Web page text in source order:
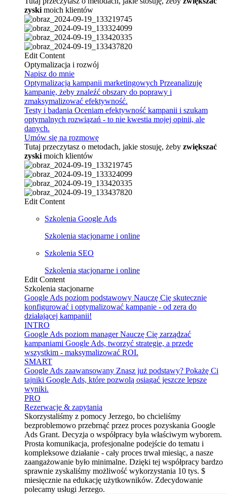
zyski moich klientów
Edit Content
Optymalizacja i rozwój
Napisz do mnie
Optymalizacja kampanii marketingowych Przeanalizuję
kampanię, żeby znaleźć obszary do poprawy i
zmaksymalizować efektywność.
Testy i badania Oceniam efektywność kampanii i szukam
optymalnych rozwiązań - to nie kwestia mojej opinii, ale
danych.
Umów się na rozmowę
Tutaj przeczytasz o metodach, jakie stosuję, żeby zwiększać
zyski moich klientów
Edit Content
Szkolenia Google Ads
Szkolenia stacjonarne i online
Szkolenia SEO
Szkolenia stacjonarne i online
Edit Content
Szkolenia stacjonarne
Google Ads poziom podstawowy Nauczę Cię skutecznie
konfigurować i optymalizować kampanie - od zera do
działającej kampanii!
INTRO
Google Ads poziom manager Nauczę Cię zarządzać
kampaniami Google Ads, tworzyć strategie, a przede
wszystkim - maksymalizować ROI.
SMART
Google Ads zaawansowany Znasz już podstawy? Pokażę Ci
tajniki Google Ads, które pozwolą osiągać jeszcze lepsze
wyniki.
PRO
Rezerwacje & zapytania
Skorzystaliśmy z pomocy Jerzego, bo chcieliśmy
bezproblemowo przebrnąć przez proces pozyskania Google
Ads Grant. Decyzja o współpracy była właściwym wyborem.
Prosta komunikacja, profesjonalne podejście do tematu i
kompleksowe działanie - cały proces trwał miesiąc, a nasze
zaangażowanie było minimalne. Dzięki tej współpracy bardzo
sprawnie zyskaliśmy możliwość wykorzystania 10 tys. $
miesięcznie na edukację użytkowników. Zdecydowanie
polecamy usługi Jerzego.